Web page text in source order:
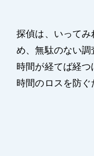
探偵は、いって
め、無駄のない調
時間が経てば経つ
時間のロスを防ぐ